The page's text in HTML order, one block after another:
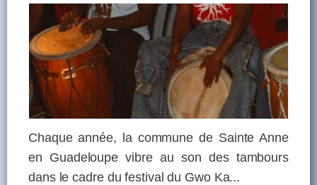
Chaque année, la commune de Sainte Anne
en Guadeloupe vibre au son des tambours
dans le cadre du festival du Gwo Ka...